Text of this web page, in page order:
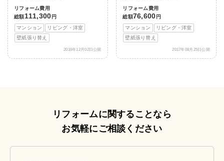
リフォーム費用
総額111,300 円
マンション
リビング・洋室
壁紙張り替え
2016年12月02日公開
リフォーム費用
総額76,600 円
マンション
リビング・洋室
壁紙張り替え
2017年08月25日公開
リフォームに関することなら
お気軽にご相談ください